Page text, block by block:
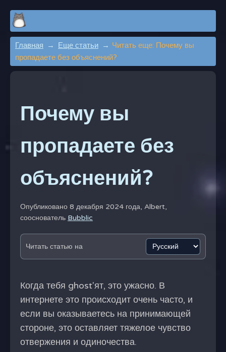
Главная Еще статьи
Читать еще: Почему вы
пропадаете без объяснений?
Почему вы
пропадаете без
объяснений?
Опубликовано 8 декабря 2024 года, Albert,
сооснователь Bubblic
Читать статью на
Когда тебя ghost'ят, это ужасно. В
интернете это происходит очень часто, и
если вы оказываетесь на принимающей
стороне, это оставляет тяжелое чувство
отвержения и одиночества.